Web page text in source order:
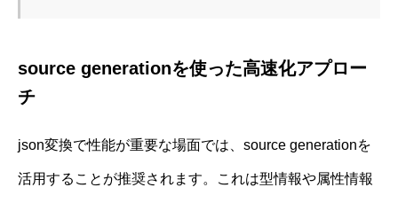
source generationを使った高速化アプロー
チ
json変換で性能が重要な場面では、source generationを
活用することが推奨されます。これは型情報や属性情報